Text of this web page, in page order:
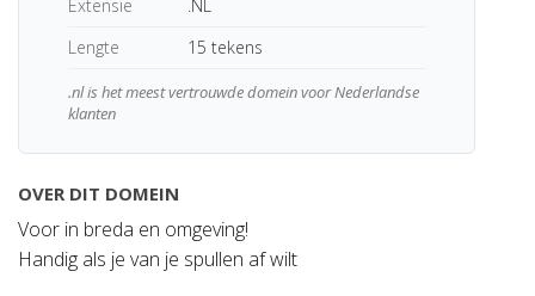
Extensie
.NL
Lengte
15 tekens
.nl is het meest vertrouwde domein voor Nederlandse
klanten
OVER DIT DOMEIN
Voor in breda en omgeving!
Handig als je van je spullen af wilt